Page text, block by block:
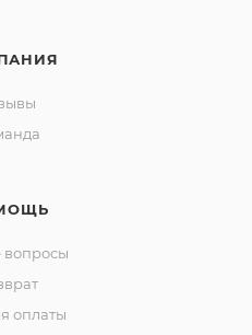
вопросы
оплаты